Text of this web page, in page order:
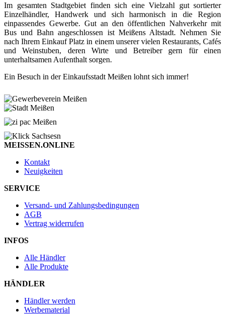
Im gesamten Stadtgebiet finden sich eine Vielzahl gut sortierter
Einzelhändler, Handwerk und sich harmonisch in die Region
einpassendes Gewerbe. Gut an den öffentlichen Nahverkehr mit
Bus und Bahn angeschlossen ist Meißens Altstadt. Nehmen Sie
nach Ihrem Einkauf Platz in einem unserer vielen Restaurants, Cafés
und Weinstuben, deren Wirte und Betreiber gern für einen
unterhaltsamen Aufenthalt sorgen.
Ein Besuch in der Einkaufsstadt Meißen lohnt sich immer!
MEISSEN.ONLINE
Kontakt
Neuigkeiten
SERVICE
Versand- und Zahlungsbedingungen
AGB
Vertrag widerrufen
INFOS
Alle Händler
Alle Produkte
HÄNDLER
Händler werden
Werbematerial